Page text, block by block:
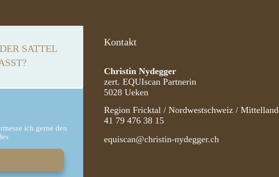
SATTEL
ich gerne den
Kontakt
Christin Nydegger
zert. EQUIscan Partnerin
5028 Ueken
Region Fricktal / Nordwestschweiz / Mittelland
41 79 476 38 15
equiscan@christin-nydegger.ch